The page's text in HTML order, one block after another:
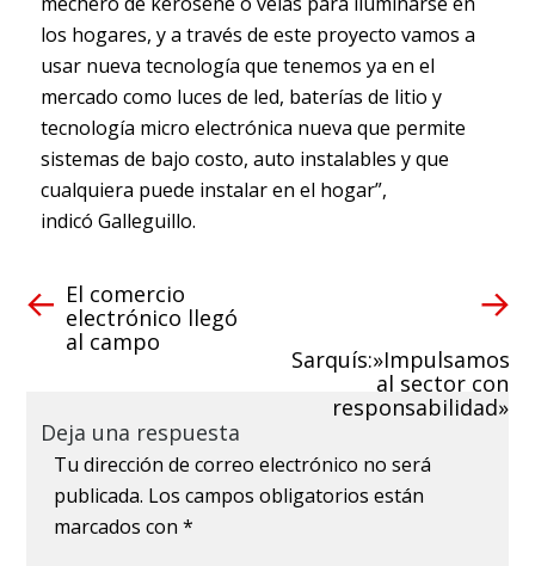
los hogares, y a través de este proyecto vamos a
usar nueva tecnología que tenemos ya en el
mercado como luces de led, baterías de litio y
tecnología micro electrónica nueva que permite
sistemas de bajo costo, auto instalables y que
cualquiera puede instalar en el hogar”,
indicó Galleguillo.
El comercio
electrónico llegó
al campo
Sarquís:»Impulsamos
al sector con
responsabilidad»
Deja una respuesta
Tu dirección de correo electrónico no será
publicada. Los campos obligatorios están
marcados con*